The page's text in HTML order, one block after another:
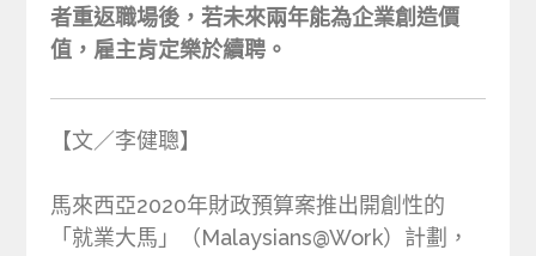
者重返職場後，若未來兩年能為企業創造價
值，雇主肯定樂於續聘。
【文／李健聰】
馬來西亞2020年財政預算案推出開創性的
「就業大馬」（Malaysians@Work）計劃，